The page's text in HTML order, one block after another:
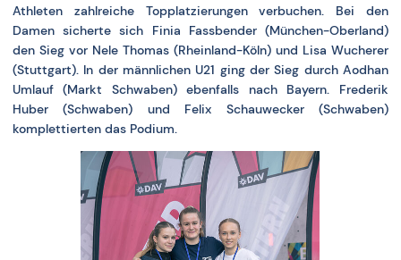
Athleten zahlreiche Topplatzierungen verbuchen. Bei den
Damen sicherte sich Finia Fassbender (München-Oberland)
den Sieg vor Nele Thomas (Rheinland-Köln) und Lisa Wucherer
(Stuttgart). In der männlichen U21 ging der Sieg durch Aodhan
Umlauf (Markt Schwaben) ebenfalls nach Bayern. Frederik
Huber (Schwaben) und Felix Schauwecker (Schwaben)
komplettierten das Podium.